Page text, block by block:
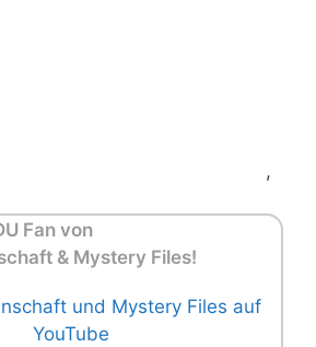
,
Fan von
& Mystery Files!